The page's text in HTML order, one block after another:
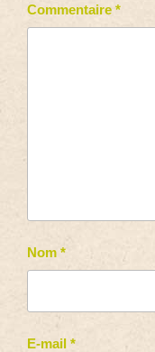
Commentaire *
Nom *
E-mail *